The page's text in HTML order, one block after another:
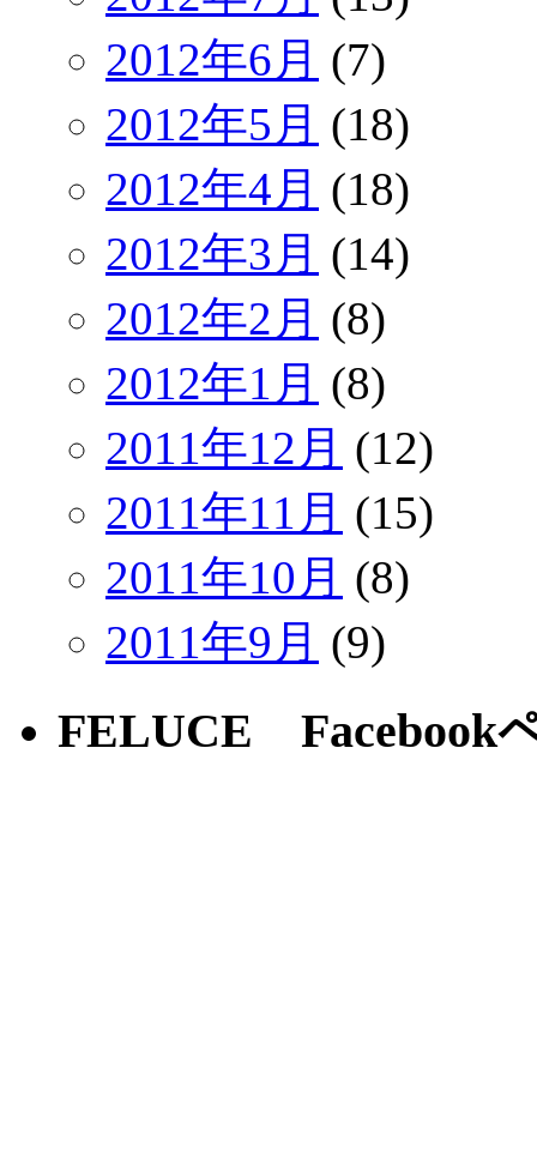
2012年6月 (7)
2012年5月 (18)
2012年4月 (18)
2012年3月 (14)
2012年2月 (8)
2012年1月 (8)
2011年12月 (12)
2011年11月 (15)
2011年10月 (8)
2011年9月 (9)
FELUCE Facebook